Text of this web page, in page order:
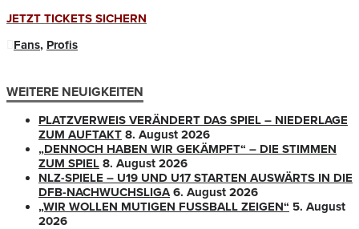
JETZT TICKETS SICHERN
Fans, Profis
WEITERE NEUIGKEITEN
PLATZVERWEIS VERÄNDERT DAS SPIEL – NIEDERLAGE
ZUM AUFTAKT 8. August 2026
„DENNOCH HABEN WIR GEKÄMPFT“ – DIE STIMMEN
ZUM SPIEL 8. August 2026
NLZ-SPIELE – U19 UND U17 STARTEN AUSWÄRTS IN DIE
DFB-NACHWUCHSLIGA 6. August 2026
„WIR WOLLEN MUTIGEN FUSSBALL ZEIGEN“
5. August
2026